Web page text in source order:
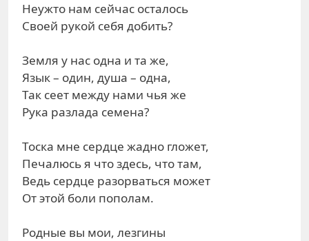
Неужто нам сейчас осталось
Своей рукой себя добить?
Земля у нас одна и та же,
Язык – один, душа – одна,
Так сеет между нами чья же
Рука разлада семена?
Тоска мне сердце жадно гложет,
Печалюсь я что здесь, что там,
Ведь сердце разорваться может
От этой боли пополам.
Родные вы мои, лезгины